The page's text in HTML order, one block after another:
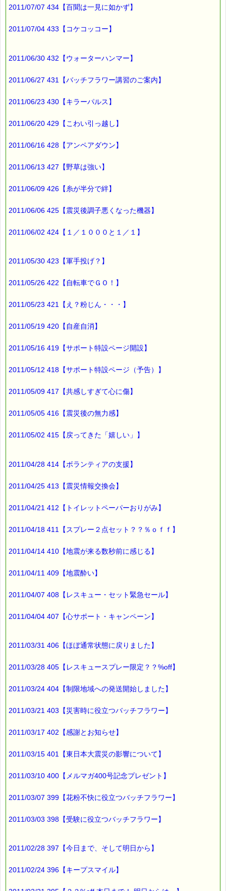
━━━━━━━━☆
ｅクーポン：****-******
有効期限 ：2011/06/13(月)まで
───────────────────────────────
200円（1等）～50円（3等）の範囲内で割引きになります。
割引き金額は、買い物カゴで内容確認する際に決定します。
※1度のご購入につき1枚しかご利用いただけません。
詳しくは下記サイトをご覧ください。
∞∞∞∞∞∞∞∞∞∞∞∞∞∞∞∞∞∞∞∞∞∞∞∞∞∞∞∞∞∞∞∞∞
レゼント
応募など）していただいたお客様だけにお届けする限定配信メー
割引クーポン券のプレゼントや、耳より情報をいち早くお届け致
→https://pass-thyme.com/special/maga_back2011.asp
→https://pass-thyme.com/special/mailmaga.asp
バッチフラワー レメディに出会えて良かった！！
───────────────────────────────
*****@pass-thyme.com
2011/07/07 434【百聞は一見に如かず】
2011/07/04 433【コケコッコー】
2011/06/30 432【ウォーターハンマー】
2011/06/27 431【バッチフラワー講習のご案内】
2011/06/23 430【キラーパルス】
2011/06/20 429【こわい引っ越し】
2011/06/16 428【アンペアダウン】
2011/06/13 427【野草は強い】
2011/06/09 426【糸が半分で絆】
2011/06/06 425【震災後調子悪くなった機器】
2011/06/02 424【１／１０００と１／１】
2011/05/30 423【軍手投げ？】
2011/05/26 422【自転車でＧＯ！】
2011/05/23 421【え？粉じん・・・】
2011/05/19 420【自産自消】
2011/05/16 419【サポート特設ページ開設】
2011/05/12 418【サポート特設ページ（予告）】
2011/05/09 417【共感しすぎて心に傷】
2011/05/05 416【震災後の無力感】
2011/05/02 415【戻ってきた「嬉しい」】
2011/04/28 414【ボランティアの支援】
2011/04/25 413【震災情報交換会】
2011/04/21 412【トイレットペーパーおりがみ】
2011/04/18 411【スプレー２点セット？？％ｏｆｆ】
2011/04/14 410【地震が来る数秒前に感じる】
2011/04/11 409【地震酔い】
2011/04/07 408【レスキュー・セット緊急セール】
2011/04/04 407【心サポート・キャンペーン】
2011/03/31 406【ほぼ通常状態に戻りました】
2011/03/28 405【レスキュースプレー限定？？%off】
2011/03/24 404【制限地域への発送開始しました】
2011/03/21 403【災害時に役立つバッチフラワー】
2011/03/17 402【感謝とお知らせ】
2011/03/15 401【東日本大震災の影響について】
2011/03/10 400【メルマガ400号記念プレゼント】
2011/03/07 399【花粉不快に役立つバッチフラワー】
2011/03/03 398【受験に役立つバッチフラワー】
2011/02/28 397【今日まで、そして明日から】
2011/02/24 396【キープスマイル】